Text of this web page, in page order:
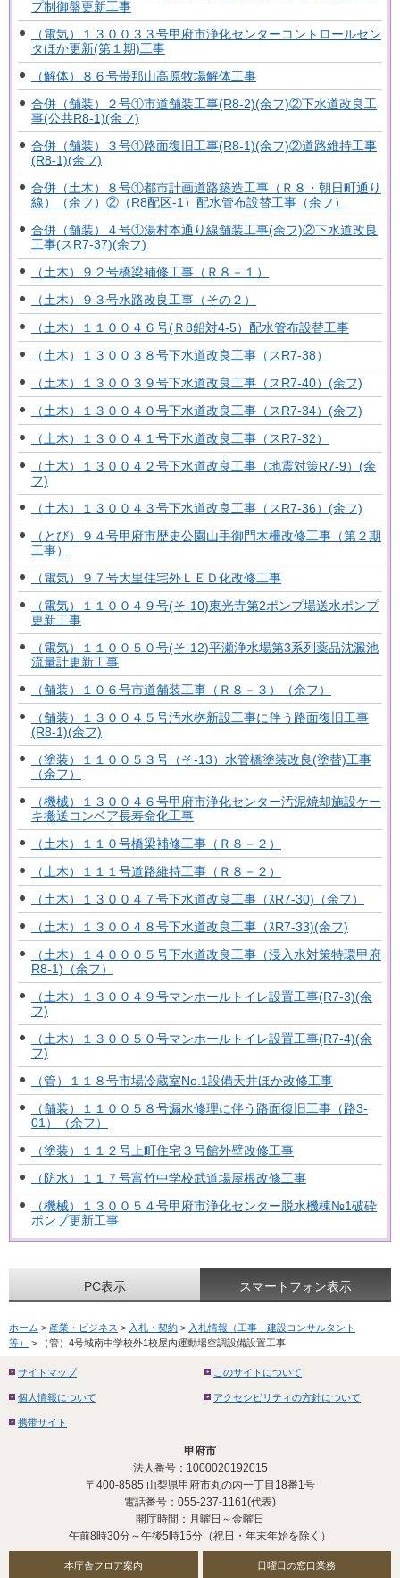
プ制御盤更新工事
（電気）１３００３３号甲府市浄化センターコントロールセン
タほか更新(第１期)工事
（解体）８６号帯那山高原牧場解体工事
合併（舗装）２号①市道舗装工事(R8-2)(余フ)②下水道改良工
事(公共R8-1)(余フ)
合併（舗装）３号①路面復旧工事(R8-1)(余フ)②道路維持工事
(R8-1)(余フ)
合併（土木）８号①都市計画道路築造工事（Ｒ８・朝日町通り
線）（余フ）②（R8配区-1）配水管布設替工事（余フ）
合併（舗装）４号①湯村本通り線舗装工事(余フ)②下水道改良
工事(スR7-37)(余フ)
（土木）９２号橋梁補修工事（Ｒ８－１）
（土木）９３号水路改良工事（その２）
（土木）１１００４６号(Ｒ8鉛対4-5）配水管布設替工事
（土木）１３００３８号下水道改良工事（スR7-38）
（土木）１３００３９号下水道改良工事（スR7-40）(余フ)
（土木）１３００４０号下水道改良工事（スR7-34）(余フ)
（土木）１３００４１号下水道改良工事（スR7-32）
（土木）１３００４２号下水道改良工事（地震対策R7-9）(余
フ)
（土木）１３００４３号下水道改良工事（スR7-36）(余フ)
（とび）９４号甲府市歴史公園山手御門木柵改修工事（第２期
工事）
（電気）９７号大里住宅外ＬＥＤ化改修工事
（電気）１１００４９号(そ-10)東光寺第2ポンプ場送水ポンプ
更新工事
（電気）１１００５０号(そ-12)平瀬浄水場第3系列薬品沈澱池
流量計更新工事
（舗装）１０６号市道舗装工事（Ｒ８－３）（余フ）
（舗装）１３００４５号汚水桝新設工事に伴う路面復旧工事
(R8-1)(余フ)
（塗装）１１００５３号（そ-13）水管橋塗装改良(塗替)工事
（余フ）
（機械）１３００４６号甲府市浄化センター汚泥焼却施設ケー
キ搬送コンベア長寿命化工事
（土木）１１０号橋梁補修工事（Ｒ８－２）
（土木）１１１号道路維持工事（Ｒ８－２）
（土木）１３００４７号下水道改良工事（ｽR7-30)（余フ）
（土木）１３００４８号下水道改良工事（ｽR7-33)(余フ)
（土木）１４０００５号下水道改良工事（浸入水対策特環甲府
R8-1)（余フ）
（土木）１３００４９号マンホールトイレ設置工事(R7-3)(余
フ)
（土木）１３００５０号マンホールトイレ設置工事(R7-4)(余
フ)
（管）１１８号市場冷蔵室No.1設備天井ほか改修工事
（舗装）１１００５８号漏水修理に伴う路面復旧工事（路3-
01）（余フ）
（塗装）１１２号上町住宅３号館外壁改修工事
（防水）１１７号富竹中学校武道場屋根改修工事
（機械）１３００５４号甲府市浄化センター脱水機棟№1破砕
ポンプ更新工事
PC表示 スマートフォン表示
ホーム > 産業・ビジネス > 入札・契約 > 入札情報（工事・建設コンサルタント
等）
> （管）4号城南中学校外1校屋内運動場空調設備設置工事
サイトマップ このサイトについて
個人情報について アクセシビリティの方針について
携帯サイト
甲府市
法人番号：1000020192015
〒400-8585 山梨県甲府市丸の内一丁目18番1号
電話番号：055-237-1161(代表)
開庁時間：月曜日～金曜日
午前8時30分～午後5時15分（祝日・年末年始を除く）
本庁舎フロア案内 日曜日の窓口業務